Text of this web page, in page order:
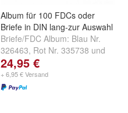
Album für 100 FDCs oder
Briefe in DIN lang-zur Auswahl
Briefe/FDC Album: Blau Nr.
326463, Rot Nr. 335738 und
Grün Nr. 321219
24,95 €
+ 6,95 € Versand